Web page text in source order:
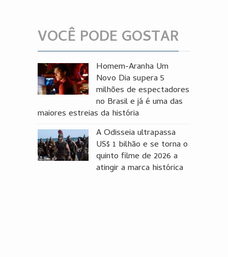
VOCÊ PODE GOSTAR
Homem-Aranha Um
Novo Dia supera 5
milhões de espectadores
no Brasil e já é uma das
maiores estreias da história
A Odisseia ultrapassa
US$ 1 bilhão e se torna o
quinto filme de 2026 a
atingir a marca histórica